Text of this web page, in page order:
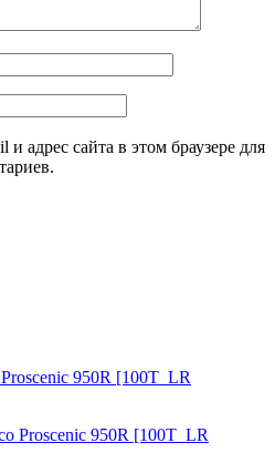
адрес сайта в этом браузере для
950R [100T_LR